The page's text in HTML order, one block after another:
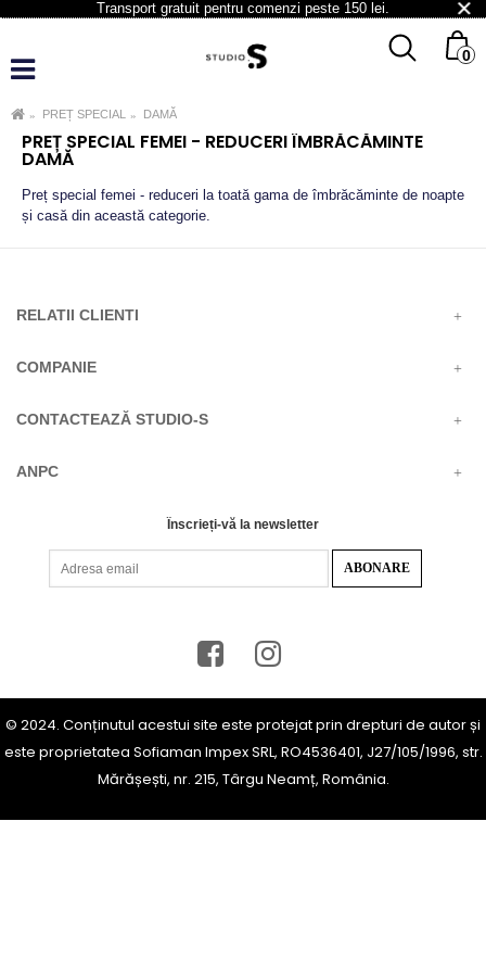
Transport gratuit pentru comenzi peste 150 lei.
0
PREȚ SPECIAL DAMĂ
PREȚ SPECIAL FEMEI - REDUCERI ÎMBRĂCĂMINTE
DAMĂ
Preț special femei - reduceri la toată gama de îmbrăcăminte de noapte
și casă din această categorie.
RELATII CLIENTI
COMPANIE
CONTACTEAZĂ STUDIO-S
ANPC
Înscrieți-vă la newsletter
© 2024. Conținutul acestui site este protejat prin drepturi de autor și
este proprietatea Sofiaman Impex SRL, RO4536401, J27/105/1996, str.
Mărășești, nr. 215, Târgu Neamț, România.